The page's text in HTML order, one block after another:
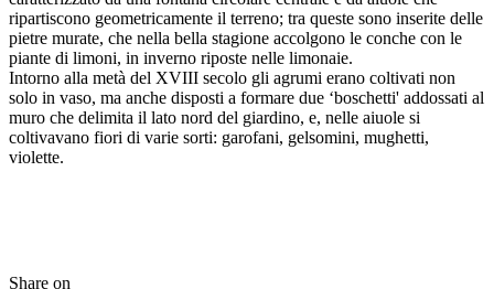
ripartiscono geometricamente il terreno; tra queste sono inserite delle
pietre murate, che nella bella stagione accolgono le conche con le
piante di limoni, in inverno riposte nelle limonaie.
Intorno alla metà del XVIII secolo gli agrumi erano coltivati non
solo in vaso, ma anche disposti a formare due ‘boschetti' addossati al
muro che delimita il lato nord del giardino, e, nelle aiuole si
coltivavano fiori di varie sorti: garofani, gelsomini, mughetti,
violette.
Share on